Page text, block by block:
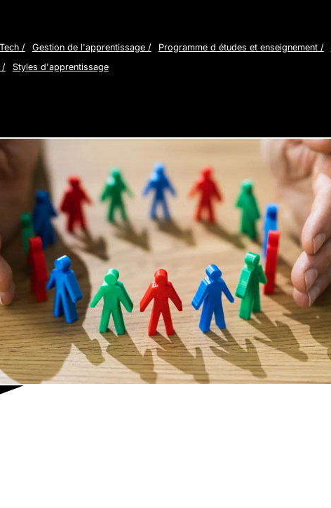
/ Gestion de l'apprentissage/ Programme d études et enseignement/
Styles d'apprentissage